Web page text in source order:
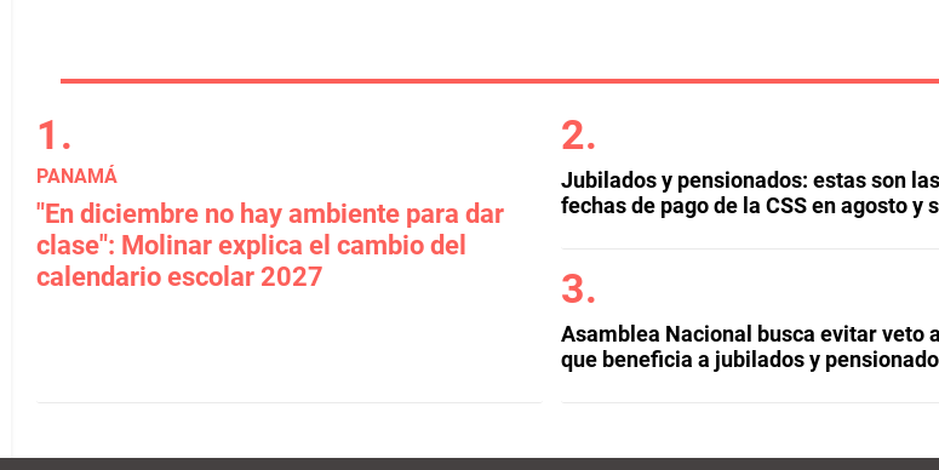
PANAMÁ
"En diciembre no hay ambiente para dar
clase": Molinar explica el cambio del
calendario escolar 2027
Jubilados y pensionados: estas son
fechas de pago de la CSS en agosto y
Asamblea Nacional busca evitar veto
que beneficia a jubilados y